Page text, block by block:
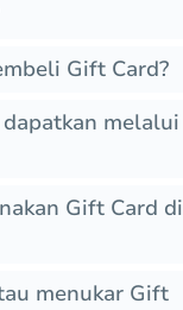
Gift Card?
melalui
Gift Card di
menukar Gift